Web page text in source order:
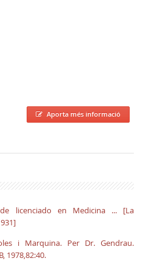
Aporta més informació
licenciado en Medicina ... [La
i Marquina. Per Dr. Gendrau.
1978,82:40.